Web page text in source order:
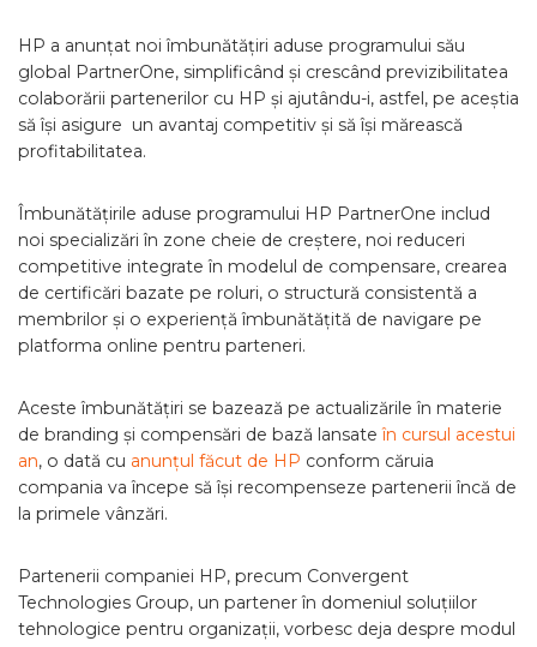
HP a anunțat noi îmbunătățiri aduse programului său
global PartnerOne, simplificând și crescând previzibilitatea
colaborării partenerilor cu HP și ajutându-i, astfel, pe aceștia
să își asigure un avantaj competitiv și să își mărească
profitabilitatea.
Îmbunătățirile aduse programului HP PartnerOne includ
noi specializări în zone cheie de creștere, noi reduceri
competitive integrate în modelul de compensare, crearea
de certificări bazate pe roluri, o structură consistentă a
membrilor și o experiență îmbunătățită de navigare pe
platforma online pentru parteneri.
Aceste îmbunătățiri se bazează pe actualizările în materie
de branding și compensări de bază lansateîn cursul acestui
an, o dată cu anunțul făcut de HP conform căruia
compania va începe să își recompenseze partenerii încă de
la primele vânzări.
Partenerii companiei HP, precum Convergent
Technologies Group, un partener în domeniul soluțiilor
tehnologice pentru organizații, vorbesc deja despre modul